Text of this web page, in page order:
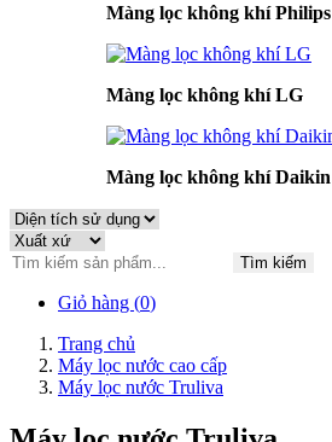
Màng lọc không khí Philips
Màng lọc không khí LG
Màng lọc không khí Daikin
Tìm kiếm
Giỏ hàng (0)
Trang chủ
Máy lọc nước cao cấp
Máy lọc nước Truliva